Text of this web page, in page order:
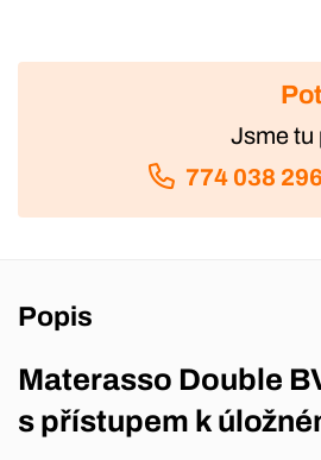
Jsme tu
774 038 296
Popis
Materasso Double
s přístupem k